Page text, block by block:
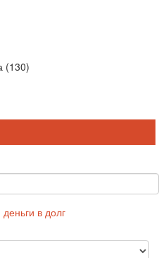
(130)
деньги в долг